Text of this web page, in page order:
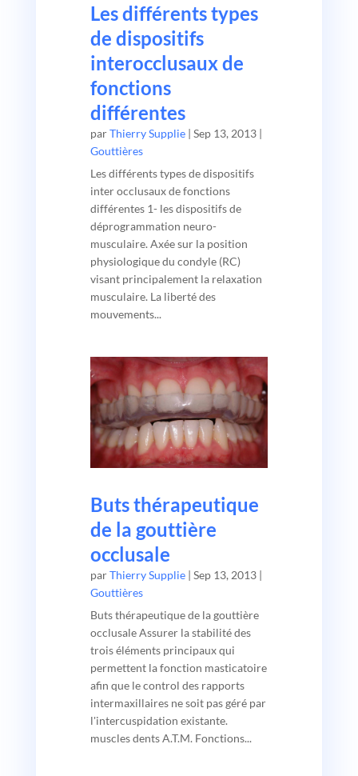
Les différents types
de dispositifs
interocclusaux de
fonctions
différentes
parThierry Supplie| Sep 13, 2013|
Gouttières
Les différents types de dispositifs
inter occlusaux de fonctions
différentes 1- les dispositifs de
déprogrammation neuro-
musculaire. Axée sur la position
physiologique du condyle (RC)
visant principalement la relaxation
musculaire. La liberté des
mouvements...
Buts thérapeutique
de la gouttière
occlusale
parThierry Supplie| Sep 13, 2013|
Gouttières
Buts thérapeutique de la gouttière
occlusale Assurer la stabilité des
trois éléments principaux qui
permettent la fonction masticatoire
afin que le control des rapports
intermaxillaires ne soit pas géré par
l'intercuspidation existante.
muscles dents A.T.M. Fonctions...